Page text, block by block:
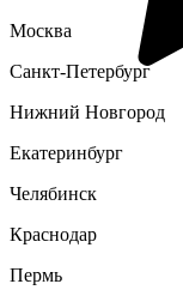
Москва
Санкт-Петербург
Нижний Новгород
Екатеринбург
Челябинск
Краснодар
Пермь